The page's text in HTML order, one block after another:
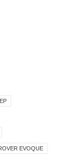
EVOQUE